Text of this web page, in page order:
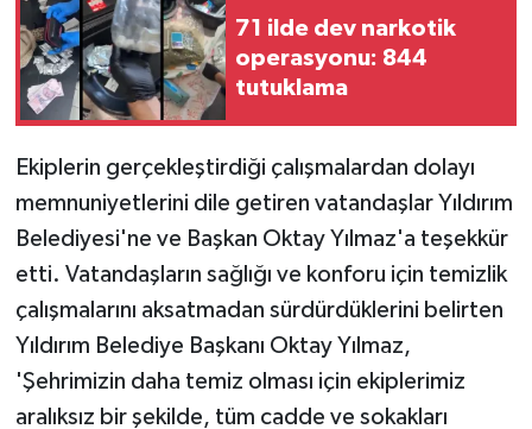
71 ilde dev narkotik
operasyonu: 844
tutuklama
Ekiplerin gerçekleştirdiği çalışmalardan dolayı
memnuniyetlerini dile getiren vatandaşlar Yıldırım
Belediyesi'ne ve Başkan Oktay Yılmaz'a teşekkür
etti. Vatandaşların sağlığı ve konforu için temizlik
çalışmalarını aksatmadan sürdürdüklerini belirten
Yıldırım Belediye Başkanı Oktay Yılmaz,
'Şehrimizin daha temiz olması için ekiplerimiz
aralıksız bir şekilde, tüm cadde ve sokakları